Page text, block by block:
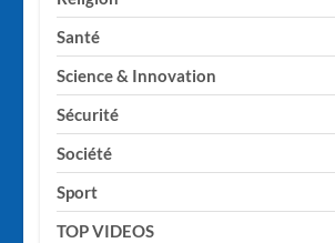
Santé
Science & Innovation
Sécurité
Société
Sport
TOP VIDEOS